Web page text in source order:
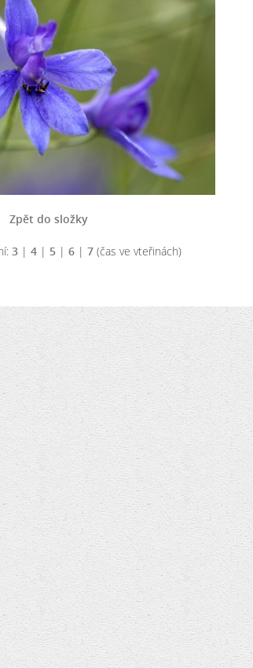
Zpět do složky
3| 4| 5| 6| 7(čas ve vteřinách)